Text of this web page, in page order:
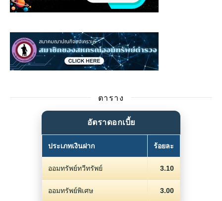
ตาราง
อัตราดอกเบี้ย
ประเภทเงินฝาก ร้อยละ
ออมทรัพย์ทวีทรัพย์ 3.10
ออมทรัพย์พิเศษ 3.00